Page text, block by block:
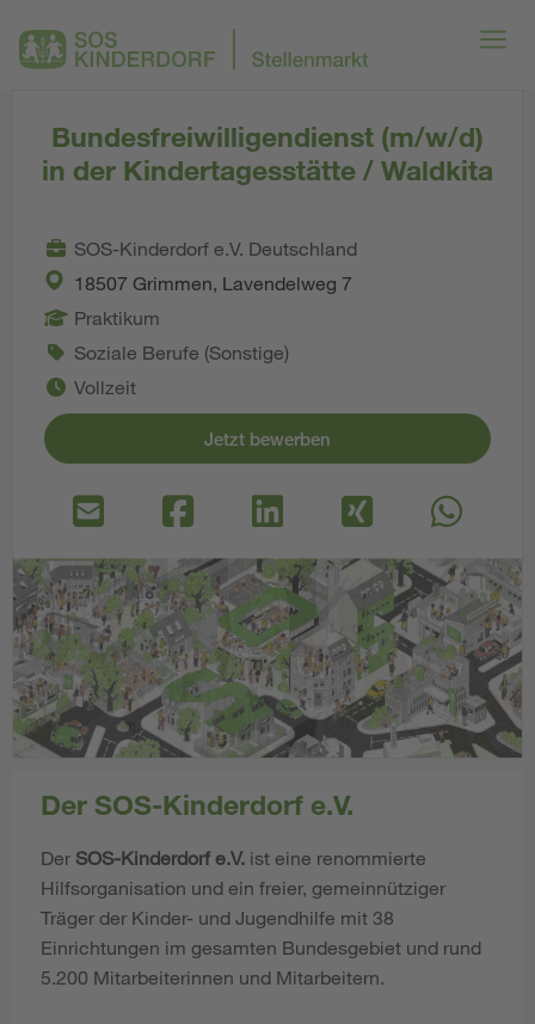
Bundesfreiwilligendienst (m/w/d)
in der Kindertagesstätte / Waldkita
SOS-Kinderdorf e.V. Deutschland
18507 Grimmen, Lavendelweg 7
Praktikum
Soziale Berufe (Sonstige)
Vollzeit
Jetzt bewerben
Der SOS-Kinderdorf e.V.
Der SOS-Kinderdorf e.V. ist eine renommierte
Hilfsorganisation und ein freier, gemeinnütziger
Träger der Kinder- und Jugendhilfe mit 38
Einrichtungen im gesamten Bundesgebiet und rund
5.200 Mitarbeiterinnen und Mitarbeitern.